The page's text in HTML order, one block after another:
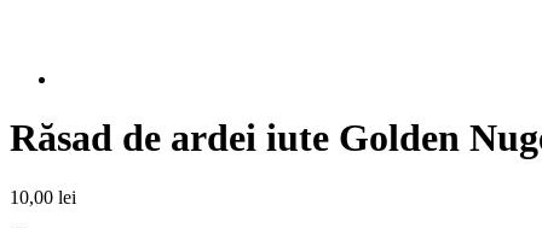
Răsad de ardei iute Golden
10,00 lei